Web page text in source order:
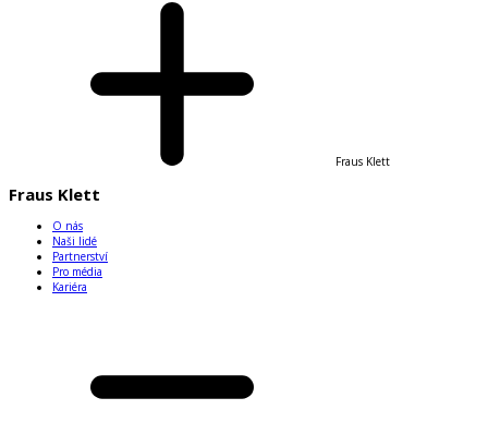
Fraus Klett
Fraus Klett
O nás
Naši lidé
Partnerství
Pro média
Kariéra